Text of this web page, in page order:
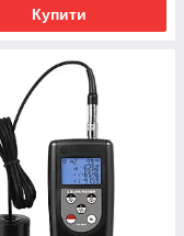
Купити